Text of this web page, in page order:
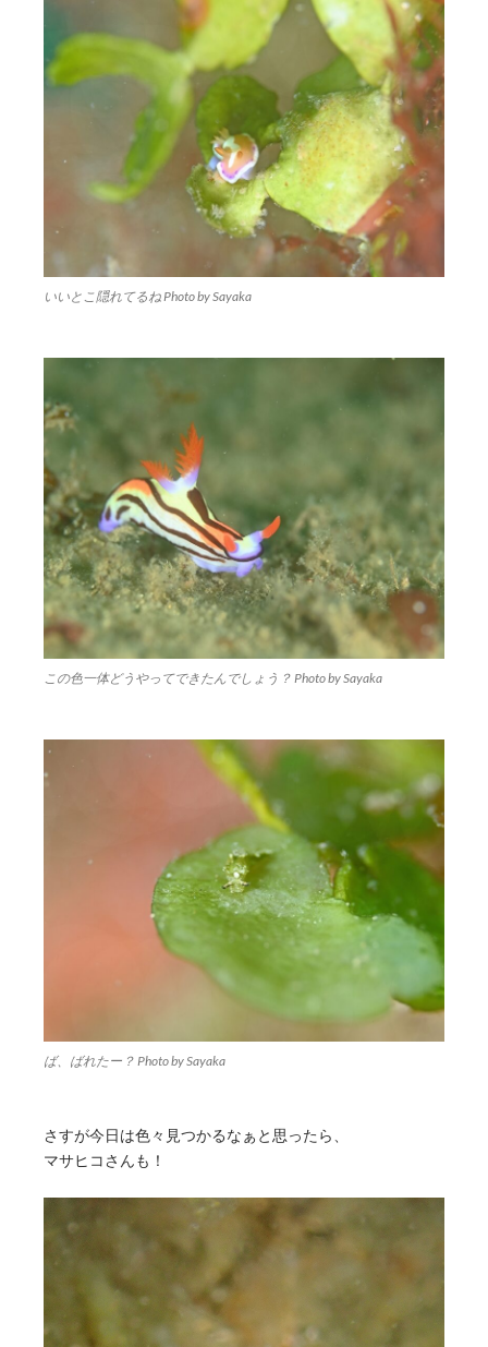
いいとこ隠れてるね Photo by Sayaka
この色一体どうやってできたんでしょう？ Photo by Sayaka
ば、ばれたー？ Photo by Sayaka
さすが今日は色々見つかるなぁと思ったら、
マサヒコさんも！